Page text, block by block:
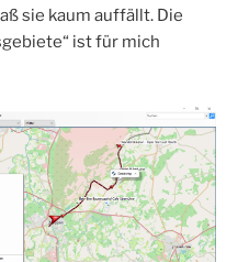
sie kaum auffällt. Die
ist für mich